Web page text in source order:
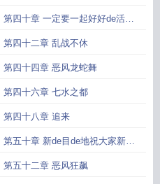
第四十章 一定要一起好好de活下
去啊
第四十二章 乱战不休
第四十四章 恶风龙蛇舞
第四十六章 七水之都
第四十八章 追来
第五十章 新de目de地祝大家新年
快乐
第五十二章 恶风狂飙